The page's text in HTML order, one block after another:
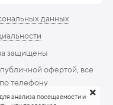
данных
защищены
офертой, все
телефону
анализа посещаемости и